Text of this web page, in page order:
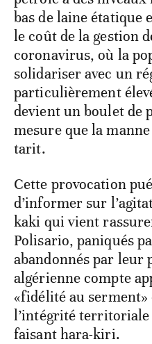
bas de laine étatique
le coût de la gestion
coronavirus, où la
solidariser avec un
particulièrement
devient un boulet de
mesure que la
tarit.
Cette provocation
d’informer sur
kaki qui vient
Polisario, paniqués
abandonnés par leur
algérienne compte
«fidélité au
l’intégrité territoriale
faisant hara-kiri.